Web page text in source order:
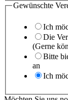
Gewünschte
Ich
Die
(Gerne
Bitte
an
Ich